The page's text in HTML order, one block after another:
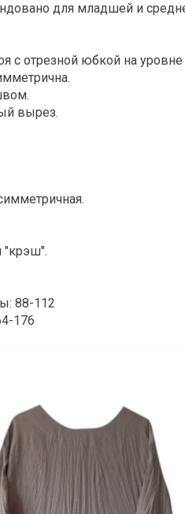
для младшей и
с отрезной юбкой на
вырез.
"крэш".
88-112
176